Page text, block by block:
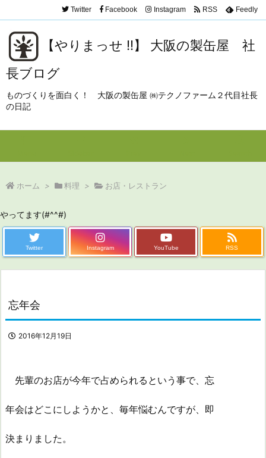
【やりまっせ !!】 大阪の製缶屋 社
長ブログ
ものづくりを面白く！ 大阪の製缶屋 ㈱テクノファーム２代目社長
の日記
Twitter Facebook Instagram RSS Feedly
ホーム > 料理 > お店・レストラン
やってます(#^^#)
Twitter Instagram YouTube RSS
忘年会
2016年12月19日
先輩のお店が今年で占められるという事で、忘
年会はどこにしようかと、毎年悩むんですが、即
決まりました。